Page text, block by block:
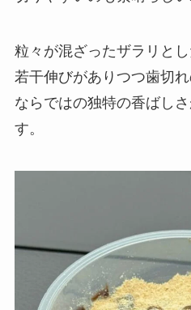
粒々が混ざったザラリと
若干伸びがありつつ歯切
ならではの独特の香ばし
す。